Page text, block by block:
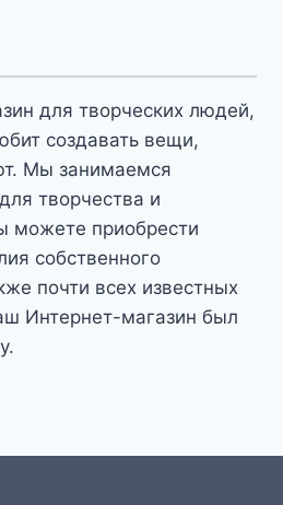
для творческих людей,
создавать вещи,
Мы занимаемся
творчества и
можете приобрести
собственного
почти всех известных
Интернет-магазин был